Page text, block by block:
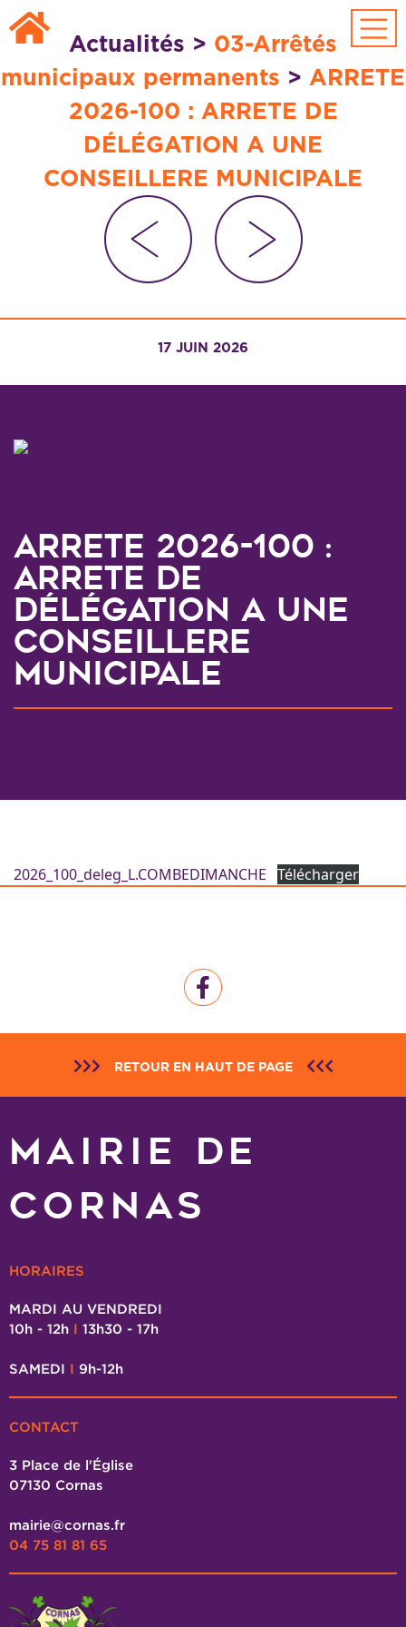
Passer au contenu principal
Actualités > 03-Arrêtés
municipaux permanents > ARRETE
2026-100 : ARRETE DE
DÉLÉGATION A UNE
CONSEILLERE MUNICIPALE
17 JUIN 2026
ARRETE 2026-100 :
ARRETE DE
DÉLÉGATION A UNE
CONSEILLERE
MUNICIPALE
2026_100_deleg_L.COMBEDIMANCHE Télécharger
RETOUR EN HAUT DE PAGE
MAIRIE DE
CORNAS
HORAIRES
MARDI AU VENDREDI
10h - 12h I 13h30 - 17h
SAMEDI I 9h-12h
CONTACT
3 Place de l'Église
07130 Cornas
mairie@cornas.fr
04 75 81 81 65